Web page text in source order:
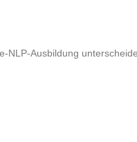
NLP-Ausbildung